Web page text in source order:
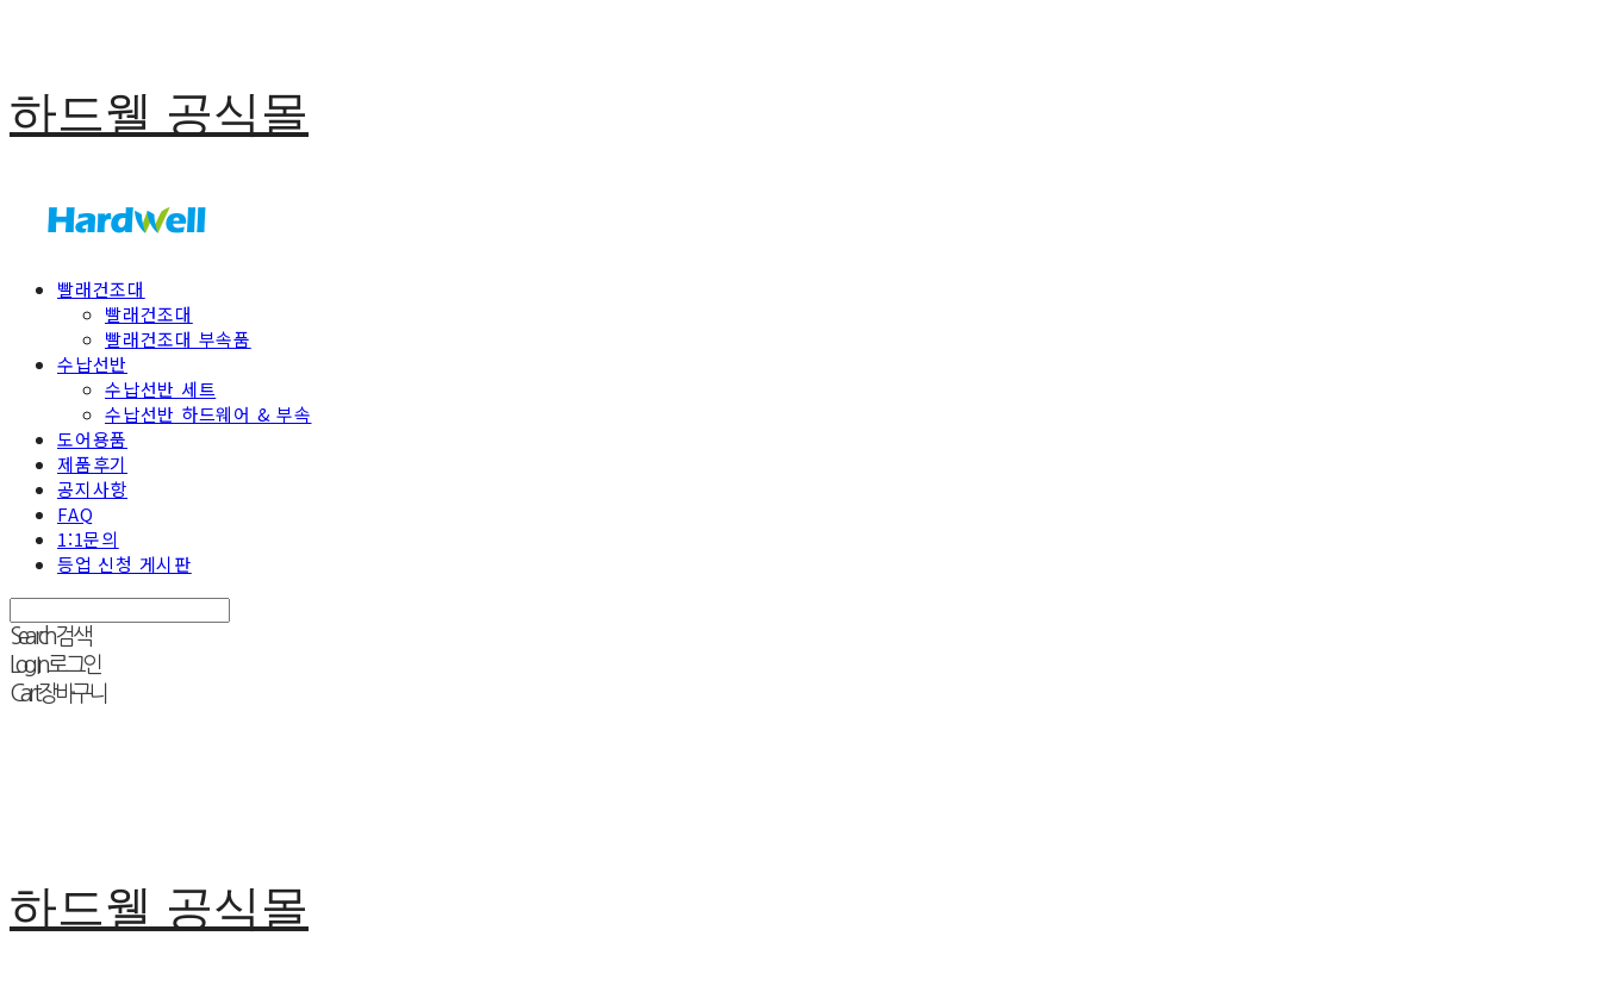
하드웰 공식몰
빨래건조대
빨래건조대
빨래건조대 부속품
수납선반
수납선반 세트
수납선반 하드웨어 & 부속
도어용품
제품후기
공지사항
FAQ
1:1문의
등업 신청 게시판
Search검색
Log In로그인
Cart장바구니
하드웰 공식몰